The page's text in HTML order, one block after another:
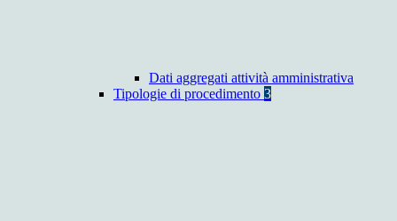
Dati aggregati attività amministrativa
Tipologie di procedimento 3